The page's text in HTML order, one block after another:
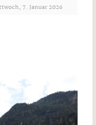
7. Januar 2026